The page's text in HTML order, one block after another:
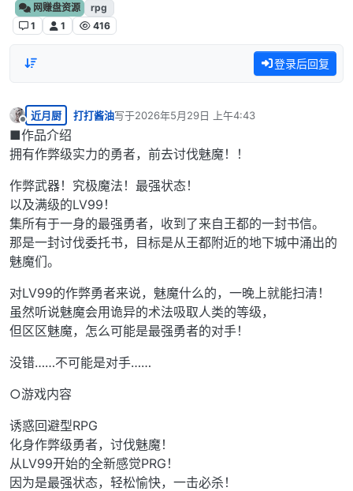
网赚盘资源
rpg
1
1 416
登录后回复
离线
近月厨 打打酱油写于2026年5月29日 上午4:43
最后由 编辑
■作品介绍
拥有作弊级实力的勇者，前去讨伐魅魔！！
作弊武器！究极魔法！最强状态！
以及满级的LV99！
集所有于一身的最强勇者，收到了来自王都的一封书信。
那是一封讨伐委托书，目标是从王都附近的地下城中涌出的
魅魔们。
对LV99的作弊勇者来说，魅魔什么的，一晚上就能扫清！
虽然听说魅魔会用诡异的术法吸取人类的等级，
但区区魅魔，怎么可能是最强勇者的对手！
没错……不可能是对手……
○游戏内容
诱惑回避型RPG
化身作弊级勇者，讨伐魅魔！
从LV99开始的全新感觉PRG！
因为是最强状态，轻松愉快，一击必杀！